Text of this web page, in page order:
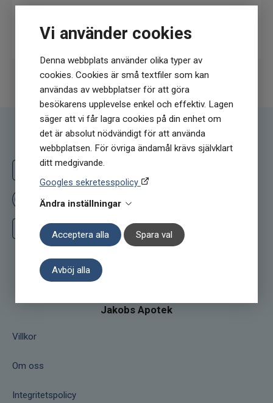
Vi använder cookies
Denna webbplats använder olika typer av
cookies. Cookies är små textfiler som kan
användas av webbplatser för att göra
besökarens upplevelse enkel och effektiv. Lagen
säger att vi får lagra cookies på din enhet om
det är absolut nödvändigt för att använda
webbplatsen. För övriga ändamål krävs självklart
ditt medgivande.
Googles sekretesspolicy
Ändra inställningar
Acceptera alla Spara val
Avböj alla
Följ oss
Följ oss på Facebook
Ge oss ett omdöme på Prisjakt
Följ oss på Instagram
Jakobs Apotek
Villkor
Om oss
Integritetspolicy